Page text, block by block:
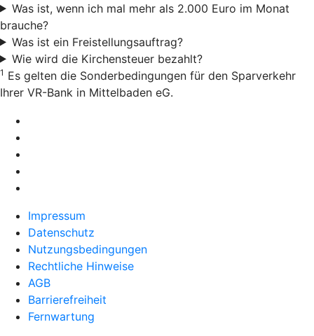
Was ist, wenn ich mal mehr als 2.000 Euro im Monat
brauche?
Was ist ein Freistellungsauftrag?
Wie wird die Kirchensteuer bezahlt?
1 Es gelten die Sonderbedingungen für den Sparverkehr
Ihrer VR-Bank in Mittelbaden eG.
Impressum
Datenschutz
Nutzungsbedingungen
Rechtliche Hinweise
AGB
Barrierefreiheit
Fernwartung